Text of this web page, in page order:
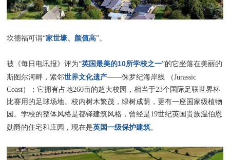
坎德福可谓“家世壕、颜值高”。
被《每日电讯报》评为“英国最美的10所学校之一”的它坐落在美丽的
斯图尔河畔，紧邻世界文化遗产——侏罗纪海岸线 （Jurassic
Coast）；它拥有占地260亩的超大校园，相当于23个国际足联世界杯
比赛用的足球场地。校内树木繁茂，绿树成荫，更有一座国家级植物
园。学校的整体风格是都铎建筑风格，曾经是19世纪英国贵族温伯恩
勋爵的住宅和庄园，现在是英国一级保护建筑。